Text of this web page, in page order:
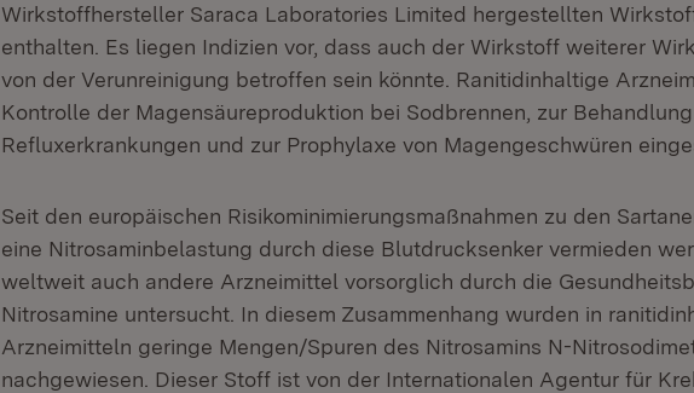
Wirkstoffhersteller Saraca Laboratories Limited hergestellten
enthalten. Es liegen Indizien vor, dass auch der Wirkstoff weiterer
von der Verunreinigung betroffen sein könnte. Ranitidinhaltige
Kontrolle der Magensäureproduktion bei Sodbrennen, zur
Refluxerkrankungen und zur Prophylaxe von Magengeschwüren
Seit den europäischen Risikominimierungsmaßnahmen zu den
eine Nitrosaminbelastung durch diese Blutdrucksenker vermieden
weltweit auch andere Arzneimittel vorsorglich durch die
Nitrosamine untersucht. In diesem Zusammenhang wurden in
Arzneimitteln geringe Mengen/Spuren des Nitrosamins N-
nachgewiesen. Dieser Stoff ist von der Internationalen Agentur für